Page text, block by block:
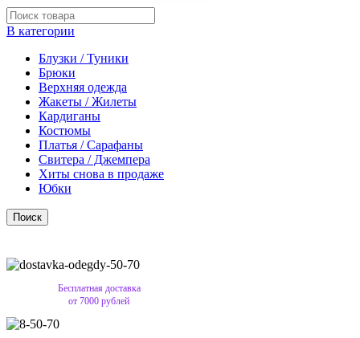
В категории
Блузки / Туники
Брюки
Верхняя одежда
Жакеты / Жилеты
Кардиганы
Костюмы
Платья / Сарафаны
Свитера / Джемпера
Хиты снова в продаже
Юбки
Поиск
Бесплатная доставка
от 7000 рублей